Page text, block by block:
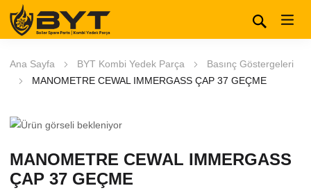
Ana Sayfa BYT Kombi Yedek Parça
Basınç Göstergeleri
MANOMETRE CEWAL IMMERGASS ÇAP 37 GEÇME
MANOMETRE CEWAL IMMERGASS
ÇAP 37 GEÇME